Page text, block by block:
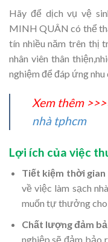
Hãy để dịch vụ vệ
MINH QUÂN có thể
tín nhiều năm trên thị
nhân viên thân
nghiệm để đáp ứng nhu
Xem thêm
nhà tphcm
Lợi ích của việc
Tiết kiệm thời gian
về việc làm sạch
muốn tự thưởng cho
Chất lượng đảm
nghiệp sẽ đảm bảo